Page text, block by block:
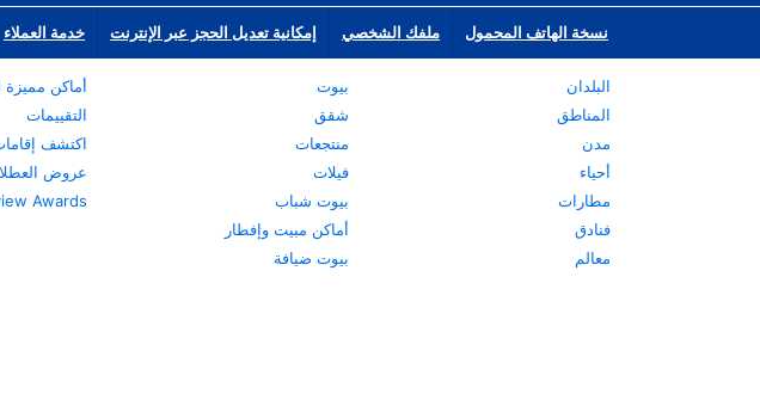
نسخة الهاتف المحمول ملفك الشخصي إمكانية تعديل الحجز عبر الإنترنت خدمة العملاء
البلدان
المناطق
مدن
أحياء
مطارات
فنادق
معالم
بيوت
شقق
منتجعات
فيلات
بيوت شباب
أماكن مبيت وإفطار
بيوت ضيافة
أماكن مميزة
التقييمات
اكتشف
عروض
Awards